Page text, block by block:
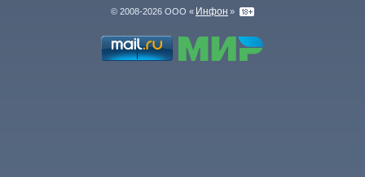
© 2008-2026 ООО « Инфон »